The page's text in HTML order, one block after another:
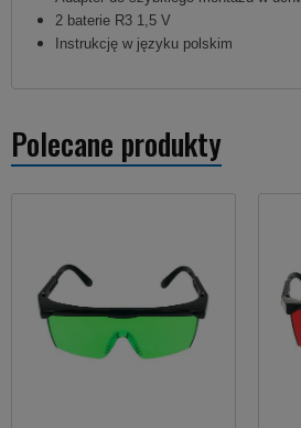
2 baterie R3 1,5 V
Instrukcję w języku polskim
Polecane produkty